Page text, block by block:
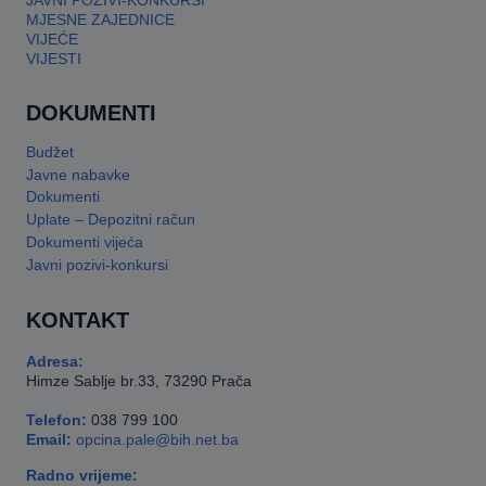
MJESNE ZAJEDNICE
VIJEĆE
VIJESTI
DOKUMENTI
Budžet
Javne nabavke
Dokumenti
Uplate – Depozitni račun
Dokumenti vijeća
Javni pozivi-konkursi
KONTAKT
Adresa:
Himze Sablje br.33, 73290 Prača
Telefon: 038 799 100
Email: opcina.pale@bih.net.ba
Radno vrijeme: